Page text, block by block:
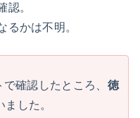
認。
るかは不明。
確認したところ、 徳
した。